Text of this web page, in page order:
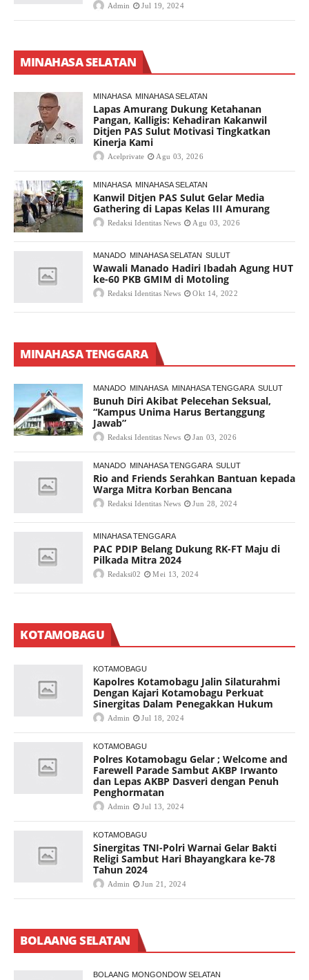
Admin Jul 19, 2024
MINAHASA SELATAN
MINAHASA MINAHASA SELATAN
Lapas Amurang Dukung Ketahanan
Pangan, Kalligis: Kehadiran Kakanwil
Ditjen PAS Sulut Motivasi Tingkatkan
Kinerja Kami
Acelprivate Agu 03, 2026
MINAHASA MINAHASA SELATAN
Kanwil Ditjen PAS Sulut Gelar Media
Gathering di Lapas Kelas III Amurang
Redaksi Identitas News Agu 03, 2026
MANADO MINAHASA SELATAN SULUT
Wawali Manado Hadiri Ibadah Agung HUT
ke-60 PKB GMIM di Motoling
Redaksi Identitas News Okt 14, 2022
MINAHASA TENGGARA
MANADO MINAHASA MINAHASA TENGGARA SULUT
Bunuh Diri Akibat Pelecehan Seksual,
“Kampus Unima Harus Bertanggung
Jawab”
Redaksi Identitas News Jan 03, 2026
MANADO MINAHASA TENGGARA SULUT
Rio and Friends Serahkan Bantuan kepada
Warga Mitra Korban Bencana
Redaksi Identitas News Jun 28, 2024
MINAHASA TENGGARA
PAC PDIP Belang Dukung RK-FT Maju di
Pilkada Mitra 2024
Redaksi02 Mei 13, 2024
KOTAMOBAGU
KOTAMOBAGU
Kapolres Kotamobagu Jalin Silaturahmi
Dengan Kajari Kotamobagu Perkuat
Sinergitas Dalam Penegakkan Hukum
Admin Jul 18, 2024
KOTAMOBAGU
Polres Kotamobagu Gelar ; Welcome and
Farewell Parade Sambut AKBP Irwanto
dan Lepas AKBP Dasveri dengan Penuh
Penghormatan
Admin Jul 13, 2024
KOTAMOBAGU
Sinergitas TNI-Polri Warnai Gelar Bakti
Religi Sambut Hari Bhayangkara ke-78
Tahun 2024
Admin Jun 21, 2024
BOLAANG SELATAN
BOLAANG MONGONDOW SELATAN